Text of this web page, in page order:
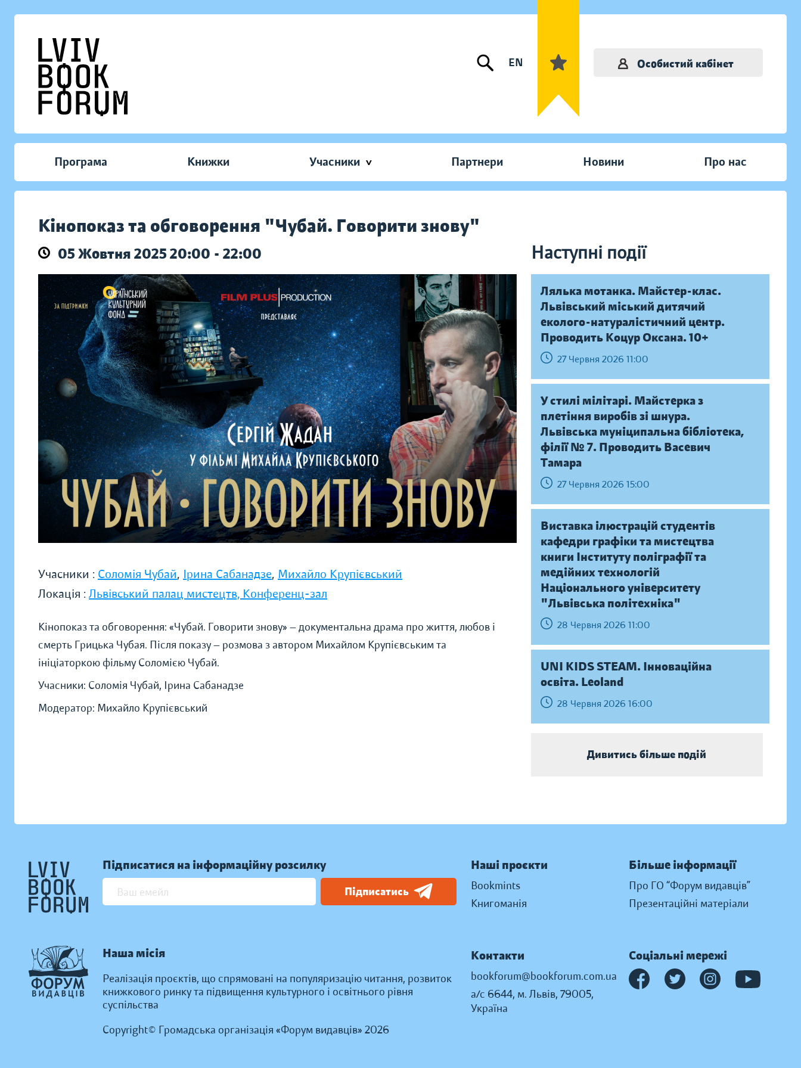
EN Особистий кабінет
Програма Книжки Учасники Партнери Новини Про нас
Кінопоказ та обговорення "Чубай. Говорити знову"
05 Жовтня 2025 20:00 - 22:00 Наступні події
Учасники : Соломія Чубай, Ірина Сабанадзе, Михайло Крупієвський
Локація : Львівський палац мистецтв, Конференц-зал
Кінопоказ та обговорення: «Чубай. Говорити знову» — документальна драма про життя, любов і
смерть Грицька Чубая. Після показу — розмова з автором Михайлом Крупієвським та
ініціаторкою фільму Соломією Чубай.
Учасники: Соломія Чубай, Ірина Сабанадзе
Модератор: Михайло Крупієвський
Лялька мотанка. Майстер-клас.
Львівський міський дитячий
еколого-натуралістичний центр.
Проводить Коцур Оксана. 10+
27 Червня 2026 11:00
У стилі мілітарі. Майстерка з
плетіння виробів зі шнура.
Львівська муніципальна бібліотека,
філії № 7. Проводить Васевич
Тамара
27 Червня 2026 15:00
Виставка ілюстрацій студентів
кафедри графіки та мистецтва
книги Інституту поліграфії та
медійних технологій
Національного університету
"Львівська політехніка"
28 Червня 2026 11:00
UNI KIDS STEAM. Інноваційна
освіта. Leoland
28 Червня 2026 16:00
Дивитись більше подій
Підписатися на інформаційну розсилку
Підписатись
Наша місія
Реалізація проєктів, що спрямовані на популяризацію читання, розвиток
книжкового ринку та підвищення культурного і освітнього рівня
суспільства
Copyright© Громадська організація «Форум видавців» 2026
Наші проєкти
Bookmints
Книгоманія
Більше інформації
Про ГО “Форум видавців”
Презентаційні матеріали
Контакти
bookforum@bookforum.com.ua
а/с 6644, м. Львів, 79005,
Україна
Соціальні мережі